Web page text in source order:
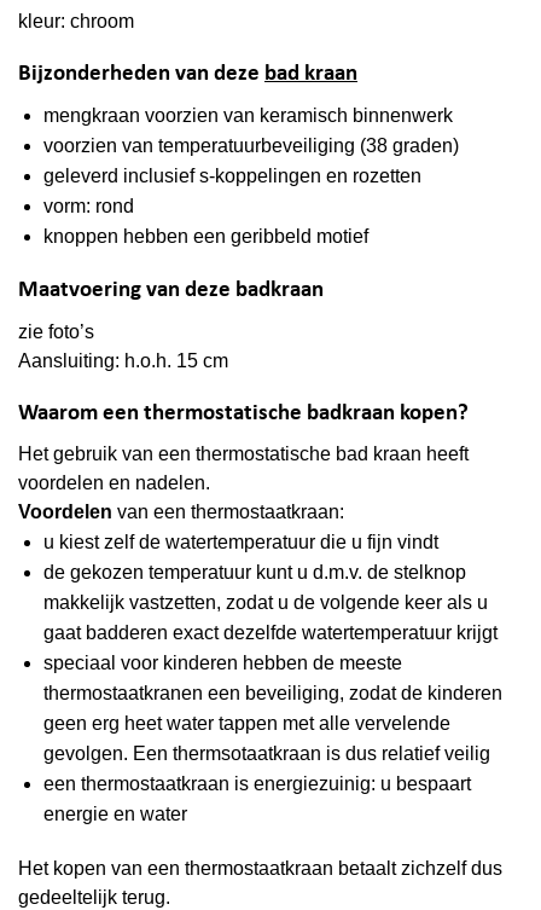
kleur: chroom
Bijzonderheden van deze bad kraan
mengkraan voorzien van keramisch binnenwerk
voorzien van temperatuurbeveiliging (38 graden)
geleverd inclusief s-koppelingen en rozetten
vorm: rond
knoppen hebben een geribbeld motief
Maatvoering van deze badkraan
zie foto’s
Aansluiting: h.o.h. 15 cm
Waarom een thermostatische badkraan kopen?
Het gebruik van een thermostatische bad kraan heeft
voordelen en nadelen.
Voordelen van een thermostaatkraan:
u kiest zelf de watertemperatuur die u fijn vindt
de gekozen temperatuur kunt u d.m.v. de stelknop
makkelijk vastzetten, zodat u de volgende keer als u
gaat badderen exact dezelfde watertemperatuur krijgt
speciaal voor kinderen hebben de meeste
thermostaatkranen een beveiliging, zodat de kinderen
geen erg heet water tappen met alle vervelende
gevolgen. Een thermsotaatkraan is dus relatief veilig
een thermostaatkraan is energiezuinig: u bespaart
energie en water
Het kopen van een thermostaatkraan betaalt zichzelf dus
gedeeltelijk terug.